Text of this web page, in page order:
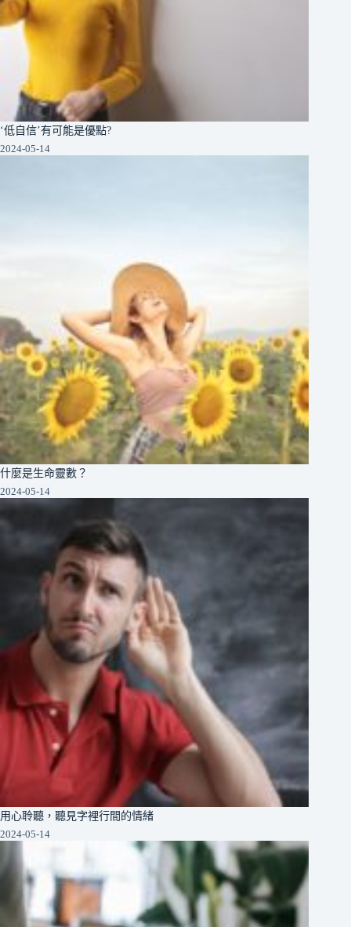
‘低自信’有可能是優點?
2024-05-14
什麼是生命靈數？
2024-05-14
用心聆聽，聽見字裡行間的情緒
2024-05-14